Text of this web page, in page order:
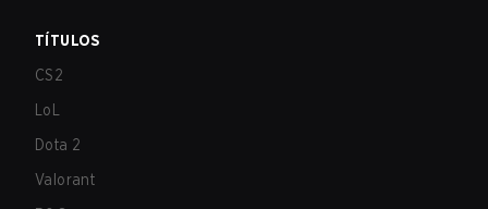
TÍTULOS
CS2
LoL
Dota 2
Valorant